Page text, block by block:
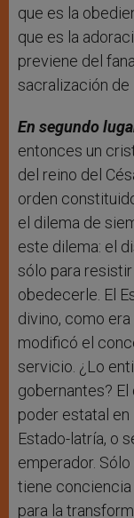
que es la
que es la
previene del
sacralización de
En segundo
entonces un
del reino del
orden
el dilema de
este dilema: el
sólo para
obedecerle. El
divino, como
modificó el
servicio. ¿Lo
gobernantes?
poder estatal
Estado-latría, o
emperador.
tiene
para la